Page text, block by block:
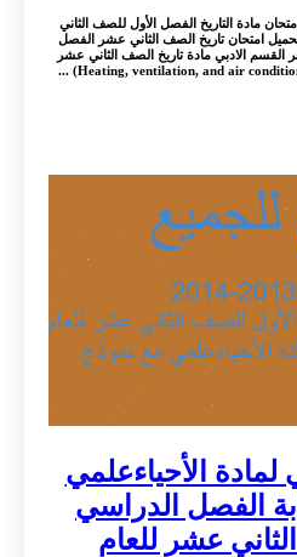
مادة التاريخ الفصل الأول للصف الثاني
امتحان تاريخ الصف الثاني عشر الفصل
القسم الادبي مادة تاريخ الصف الثاني عشر
لمادة الأحياءعلمي
الفصل الدراسي
عشر للعام